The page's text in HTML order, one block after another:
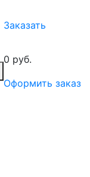
Заказать
0 руб.
Оформить заказ